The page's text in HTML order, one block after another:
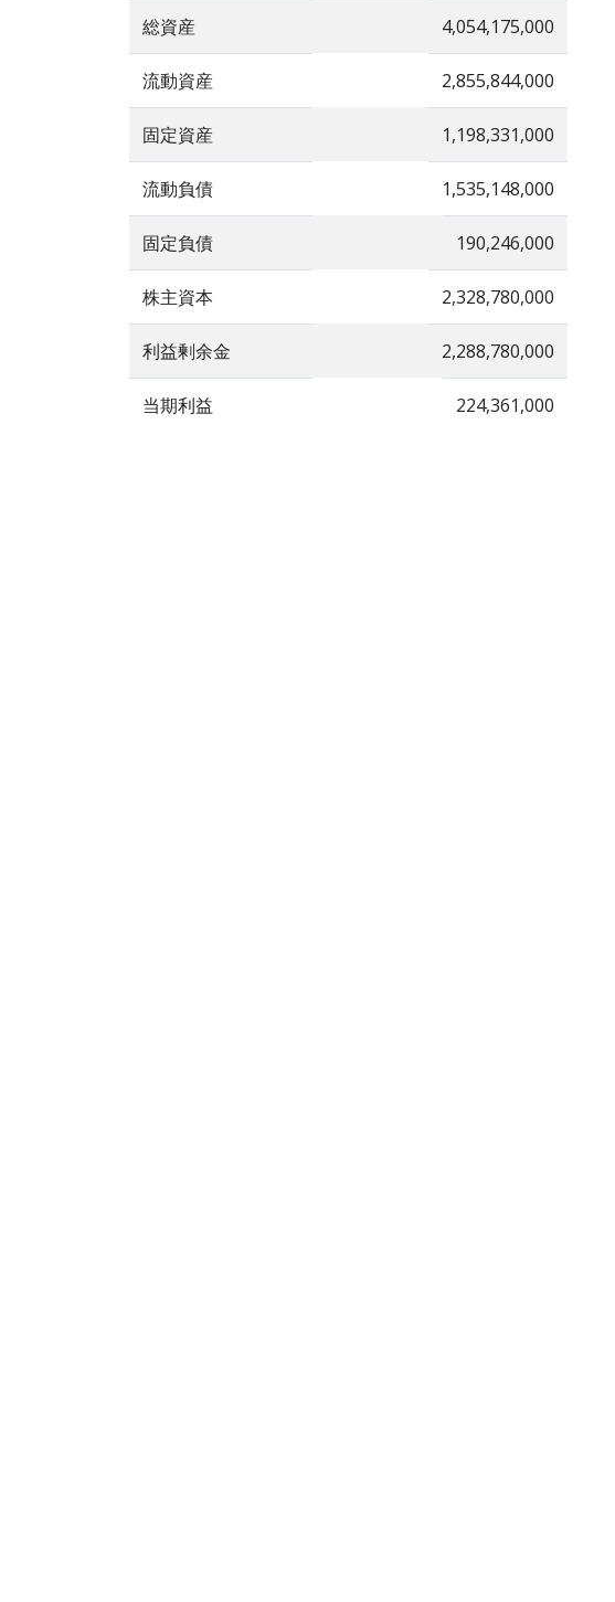
総資産 4,054,175,000
流動資産 2,855,844,000
固定資産 1,198,331,000
流動負債 1,535,148,000
固定負債 190,246,000
株主資本 2,328,780,000
利益剰余金 2,288,780,000
当期利益 224,361,000